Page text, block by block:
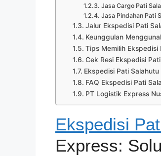
Jasa Cargo Pati
Jasa Pindahan Pati
Jalur Ekspedisi Pati
Keunggulan
Tips Memilih Ekspedisi
Cek Resi Ekspedisi
Ekspedisi Pati Salahutu
FAQ Ekspedisi Pati
PT Logistik Express
Ekspedisi
Express: